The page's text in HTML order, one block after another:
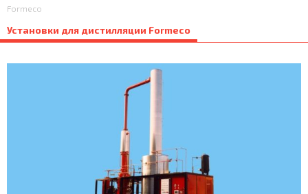
Formeco
Установки для дистилляции Formeco